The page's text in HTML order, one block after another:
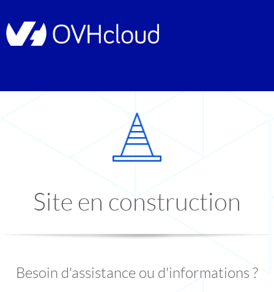
Site en construction
Besoin d'assistance ou d'informations ?